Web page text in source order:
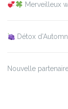
Merveilleux
Détox
Nouvelle